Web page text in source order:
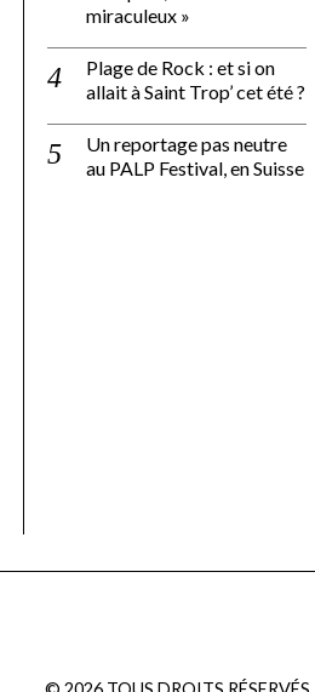
miraculeux »
Plage de Rock : et si on
allait à Saint Trop’ cet été ?
Un reportage pas neutre
au PALP Festival, en Suisse